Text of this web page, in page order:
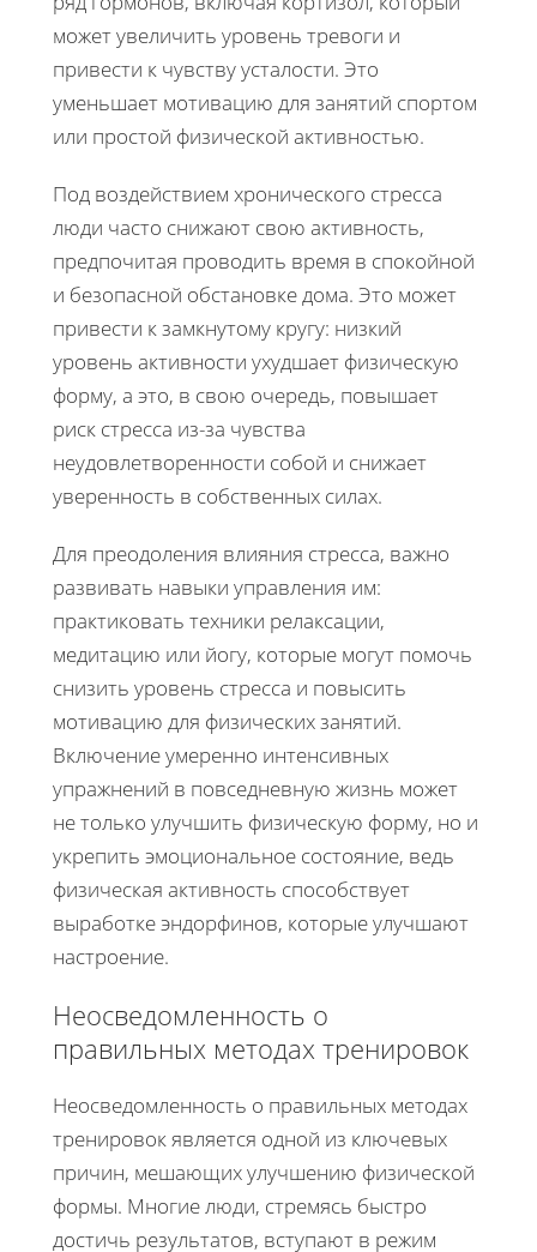
может увеличить уровень тревоги и
привести к чувству усталости. Это
уменьшает мотивацию для занятий спортом
или простой физической активностью.
Под воздействием хронического стресса
люди часто снижают свою активность,
предпочитая проводить время в спокойной
и безопасной обстановке дома. Это может
привести к замкнутому кругу: низкий
уровень активности ухудшает физическую
форму, а это, в свою очередь, повышает
риск стресса из-за чувства
неудовлетворенности собой и снижает
уверенность в собственных силах.
Для преодоления влияния стресса, важно
развивать навыки управления им:
практиковать техники релаксации,
медитацию или йогу, которые могут помочь
снизить уровень стресса и повысить
мотивацию для физических занятий.
Включение умеренно интенсивных
упражнений в повседневную жизнь может
не только улучшить физическую форму, но и
укрепить эмоциональное состояние, ведь
физическая активность способствует
выработке эндорфинов, которые улучшают
настроение.
Неосведомленность о
правильных методах тренировок
Неосведомленность о правильных методах
тренировок является одной из ключевых
причин, мешающих улучшению физической
формы. Многие люди, стремясь быстро
достичь результатов, вступают в режим